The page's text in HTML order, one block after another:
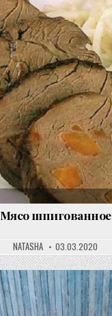
Мясо шпигованное
NATASHA 03.03.2020